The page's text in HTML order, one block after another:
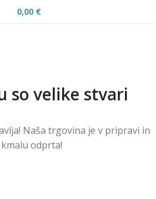
0,00 €
so velike stvari
Naša trgovina je v pripravi in
odprta!